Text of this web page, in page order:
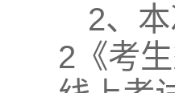
2、
2《考